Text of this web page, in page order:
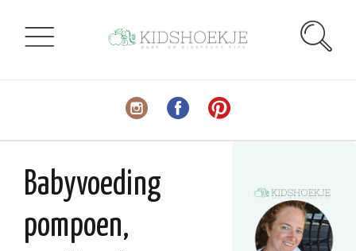
Babyvoeding
pompoen,